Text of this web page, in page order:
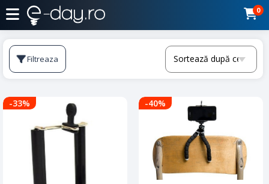
0
Filtreaza
-33% -40%